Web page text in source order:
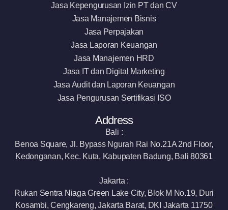
Jasa Kepengurusan Izin PT dan CV
Jasa Manajemen Bisnis
Jasa Perpajakan
Jasa Laporan Keuangan
Jasa Manajemen HRD
Jasa IT dan Digital Marketing
Jasa Audit dan Laporan Keuangan
Jasa Pengurusan Sertifikasi ISO
Address
Bali :
Benoa Square, Jl. Bypass Ngurah Rai No.21A 2nd Floor,
Kedonganan, Kec. Kuta, Kabupaten Badung, Bali 80361
Jakarta :
Rukan Sentra Niaga Green Lake City, Blok M No.19, Duri
Kosambi, Cengkareng, Jakarta Barat, DKI Jakarta 11750